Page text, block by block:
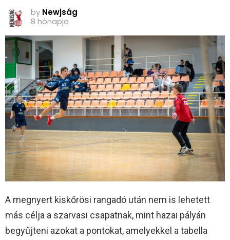
by Newjság
8 hónapja
A megnyert kiskőrösi rangadó után nem is lehetett
más célja a szarvasi csapatnak, mint hazai pályán
begyűjteni azokat a pontokat, amelyekkel a tabella